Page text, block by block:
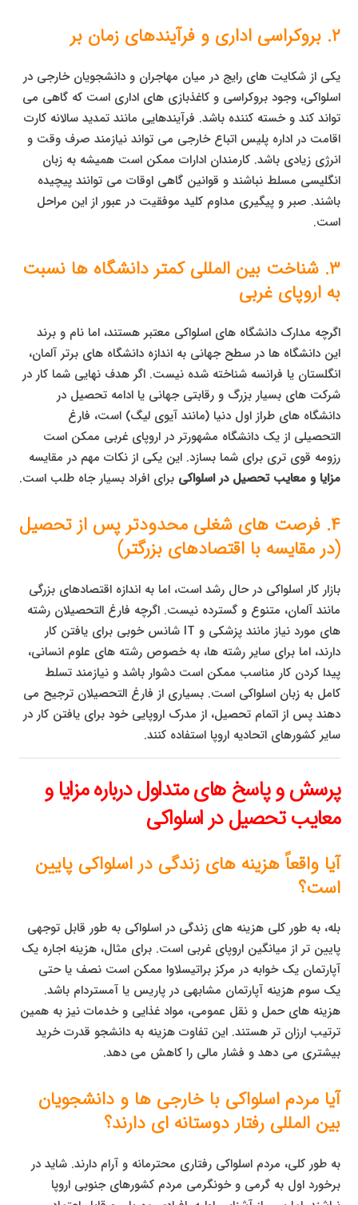
۲. بروکراسی اداری و فرآیندهای زمان بر
یکی از شکایت های رایج در میان مهاجران و دانشجویان خارجی در
اسلواکی، وجود بروکراسی و کاغذبازی های اداری است که گاهی می
تواند کند و خسته کننده باشد. فرآیندهایی مانند تمدید سالانه کارت
اقامت در اداره پلیس اتباع خارجی می تواند نیازمند صرف وقت و
انرژی زیادی باشد. کارمندان ادارات ممکن است همیشه به زبان
انگلیسی مسلط نباشند و قوانین گاهی اوقات می توانند پیچیده
باشند. صبر و پیگیری مداوم کلید موفقیت در عبور از این مراحل
است.
۳. شناخت بین المللی کمتر دانشگاه ها نسبت
به اروپای غربی
اگرچه مدارک دانشگاه های اسلواکی معتبر هستند، اما نام و برند
این دانشگاه ها در سطح جهانی به اندازه دانشگاه های برتر آلمان،
انگلستان یا فرانسه شناخته شده نیست. اگر هدف نهایی شما کار در
شرکت های بسیار بزرگ و رقابتی جهانی یا ادامه تحصیل در
دانشگاه های طراز اول دنیا (مانند آیوی لیگ) است، فارغ
التحصیلی از یک دانشگاه مشهورتر در اروپای غربی ممکن است
رزومه قوی تری برای شما بسازد. این یکی از نکات مهم در مقایسه
مزایا و معایب تحصیل در اسلواکی برای افراد بسیار جاه طلب است.
۴. فرصت های شغلی محدودتر پس از تحصیل
(در مقایسه با اقتصادهای بزرگتر)
بازار کار اسلواکی در حال رشد است، اما به اندازه اقتصادهای بزرگی
مانند آلمان، متنوع و گسترده نیست. اگرچه فارغ التحصیلان رشته
های مورد نیاز مانند پزشکی و IT شانس خوبی برای یافتن کار
دارند، اما برای سایر رشته ها، به خصوص رشته های علوم انسانی،
پیدا کردن کار مناسب ممکن است دشوار باشد و نیازمند تسلط
کامل به زبان اسلواکی است. بسیاری از فارغ التحصیلان ترجیح می
دهند پس از اتمام تحصیل، از مدرک اروپایی خود برای یافتن کار در
سایر کشورهای اتحادیه اروپا استفاده کنند.
پرسش و پاسخ های متداول درباره مزایا و
معایب تحصیل در اسلواکی
آیا واقعاً هزینه های زندگی در اسلواکی پایین
است؟
بله، به طور کلی هزینه های زندگی در اسلواکی به طور قابل توجهی
پایین تر از میانگین اروپای غربی است. برای مثال، هزینه اجاره یک
آپارتمان یک خوابه در مرکز براتیسلاوا ممکن است نصف یا حتی
یک سوم هزینه آپارتمان مشابهی در پاریس یا آمستردام باشد.
هزینه های حمل و نقل عمومی، مواد غذایی و خدمات نیز به همین
ترتیب ارزان تر هستند. این تفاوت هزینه به دانشجو قدرت خرید
بیشتری می دهد و فشار مالی را کاهش می دهد.
آیا مردم اسلواکی با خارجی ها و دانشجویان
بین المللی رفتار دوستانه ای دارند؟
به طور کلی، مردم اسلواکی رفتاری محترمانه و آرام دارند. شاید در
برخورد اول به گرمی و خونگرمی مردم کشورهای جنوبی اروپا